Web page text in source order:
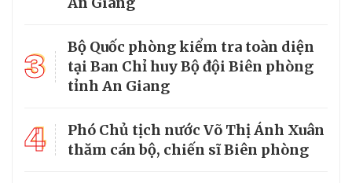
3
Bộ Quốc phòng kiểm tra toàn diện
tại Ban Chỉ huy Bộ đội Biên phòng
tỉnh An Giang
4
Phó Chủ tịch nước Võ Thị Ánh Xuân
thăm cán bộ, chiến sĩ Biên phòng